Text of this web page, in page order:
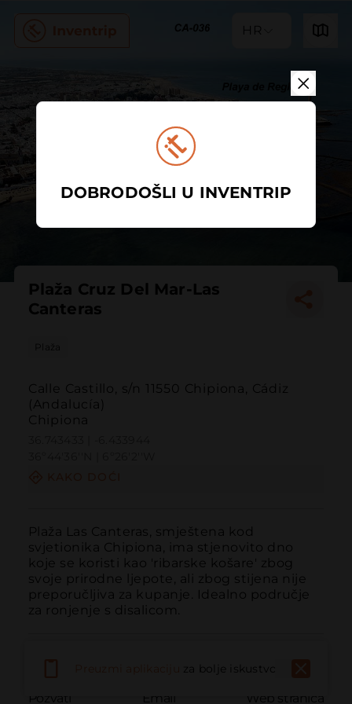
HR
Plaža Cruz Del Mar-Las
Canteras
Plaža
Calle Castillo, s/n 11550 Chipiona, Cádiz
(Andalucía)
Chipiona
Plaža Las Canteras, smještena kod
svjetionika Chipiona, ima stjenovito dno
koje se koristi kao 'ribarske košare' zbog
svoje prirodne ljepote, ali zbog stijena nije
preporučljiva za kupanje. Idealno područje
za ronjenje s disalicom.
Pozvati Email Web stranica
za bolje iskustvo
DOBRODOŠLI U INVENTRIP